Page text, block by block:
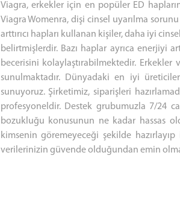
Viagra, erkekler için en popüler ED
Viagra Womenra, dişi cinsel uyarılma
arttırıcı hapları kullanan kişiler, daha iyi
belirtmişlerdir. Bazı haplar ayrıca enerjiyi
becerisini kolaylaştırabilmektedir. Erkekler
sunulmaktadır. Dünyadaki en iyi
sunuyoruz. Şirketimiz, siparişleri
profesyoneldir. Destek grubumuzla 7/24
bozukluğu konusunun ne kadar hassas
kimsenin göremeyeceği şekilde
verilerinizin güvende olduğundan emin